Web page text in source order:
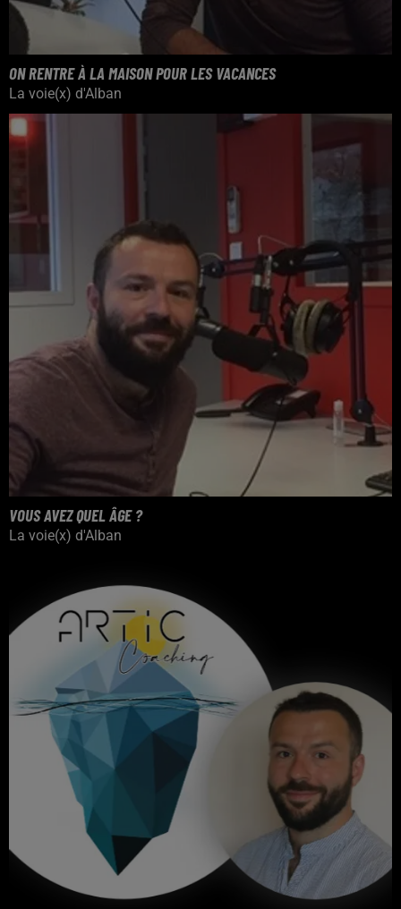
ON RENTRE À LA MAISON POUR LES VACANCES
La voie(x) d'Alban
VOUS AVEZ QUEL ÂGE ?
La voie(x) d'Alban